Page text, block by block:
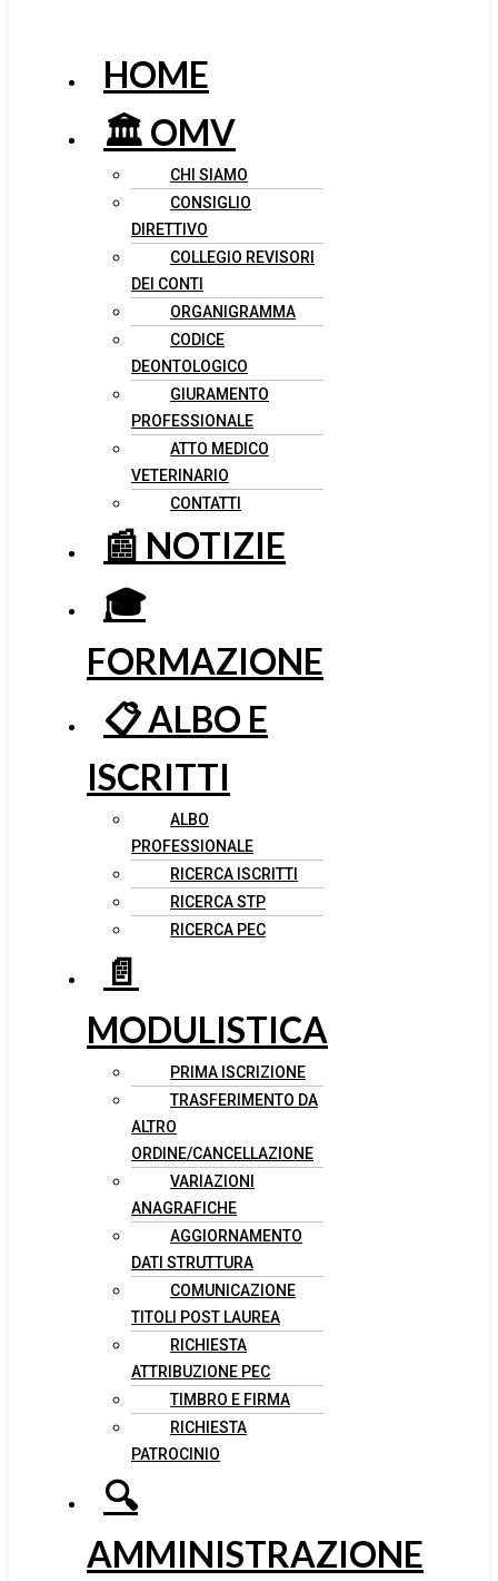
HOME
🏛️ OMV
CHI SIAMO
CONSIGLIO
DIRETTIVO
COLLEGIO REVISORI
DEI CONTI
ORGANIGRAMMA
CODICE
DEONTOLOGICO
GIURAMENTO
PROFESSIONALE
ATTO MEDICO
VETERINARIO
CONTATTI
📰 NOTIZIE
🎓
FORMAZIONE
📋 ALBO E
ISCRITTI
ALBO
PROFESSIONALE
RICERCA ISCRITTI
RICERCA STP
RICERCA PEC
📄
MODULISTICA
PRIMA ISCRIZIONE
TRASFERIMENTO DA
ALTRO
ORDINE/CANCELLAZIONE
VARIAZIONI
ANAGRAFICHE
AGGIORNAMENTO
DATI STRUTTURA
COMUNICAZIONE
TITOLI POST LAUREA
RICHIESTA
ATTRIBUZIONE PEC
TIMBRO E FIRMA
RICHIESTA
PATROCINIO
🔍
AMMINISTRAZIONE